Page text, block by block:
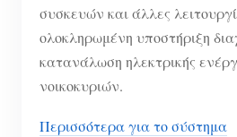
συσκευών και άλλες
ολοκληρωμένη υποστήριξη
κατανάλωση ηλεκτρικής
νοικοκυριών.
Περισσότερα για το σύστημα